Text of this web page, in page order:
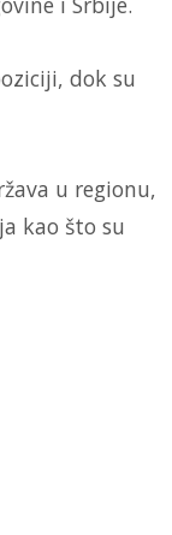
dok su
u regionu,
kao što su